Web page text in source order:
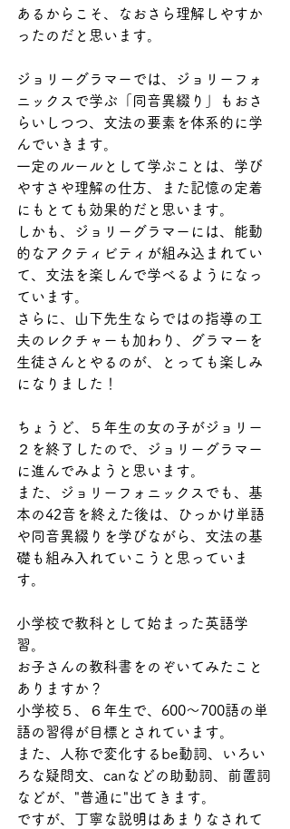
あるからこそ、なおさら理解しやすか
ったのだと思います。
ジョリーグラマーでは、ジョリーフォ
ニックスで学ぶ「同音異綴り」もおさ
らいしつつ、文法の要素を体系的に学
んでいきます。
一定のルールとして学ぶことは、学び
やすさや理解の仕方、また記憶の定着
にもとても効果的だと思います。
しかも、ジョリーグラマーには、能動
的なアクティビティが組み込まれてい
て、文法を楽しんで学べるようになっ
ています。
さらに、山下先生ならではの指導の工
夫のレクチャーも加わり、グラマーを
生徒さんとやるのが、とっても楽しみ
になりました！
ちょうど、５年生の女の子がジョリー
２を終了したので、ジョリーグラマー
に進んでみようと思います。
また、ジョリーフォニックスでも、基
本の42音を終えた後は、ひっかけ単語
や同音異綴りを学びながら、文法の基
礎も組み入れていこうと思っていま
す。
小学校で教科として始まった英語学
習。
お子さんの教科書をのぞいてみたこと
ありますか？
小学校５、６年生で、600〜700語の単
語の習得が目標とされています。
また、人称で変化するbe動詞、いろい
ろな疑問文、canなどの助動詞、前置詞
などが、"普通に"出てきます。
ですが、丁寧な説明はあまりなされて